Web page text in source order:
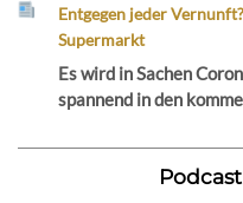
Entgegen jeder
Supermarkt
Es wird in Sachen
spannend in den